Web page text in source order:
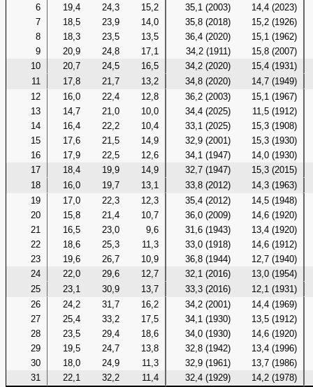
6
19,4 24,3 15,2 35,1 (2003)
14,4 (2023)
7
18,5 23,9 14,0 35,8 (2018)
15,2 (1926)
8
18,3 23,5 13,5 36,4 (2020)
15,1 (1962)
9
20,9 24,8 17,1 34,2 (1911)
15,8 (2007)
10
20,7 24,5 16,5 34,2 (2020)
15,4 (1931)
11
17,8 21,7 13,2 34,8 (2020)
14,7 (1949)
12
16,0 22,4 12,8 36,2 (2003)
15,1 (1967)
13
14,7 21,0 10,0 34,4 (2025)
11,5 (1912)
14
16,4 22,2 10,4 33,1 (2025)
15,3 (1908)
15
17,6 21,5 14,9 32,9 (2001)
15,3 (1930)
16
17,9 22,5 12,6 34,1 (1947)
14,0 (1930)
17
18,4 19,9 14,9 32,7 (1947)
15,3 (2015)
18
16,0 19,7 13,1 33,8 (2012)
14,3 (1963)
19
17,0 22,3 12,3 35,4 (2012)
14,5 (1948)
20
15,8 21,4 10,7 36,0 (2009)
14,6 (1920)
21
16,5 23,0 9,6 31,6 (1943)
13,4 (1920)
22
18,6 25,3 11,3 33,0 (1918)
14,6 (1912)
23
19,6 26,7 10,9 36,8 (1944)
12,7 (1940)
24
22,0 29,6 12,7 32,1 (2016)
13,0 (1954)
25
23,1 30,9 13,7 33,3 (2016)
12,1 (1931)
26
24,2 31,7 16,2 34,2 (2001)
14,4 (1969)
27
25,4 33,2 17,5 34,1 (1930)
13,5 (1912)
28
23,5 29,4 18,6 34,0 (1930)
14,6 (1920)
29
19,5 24,7 13,8 32,8 (1942)
13,4 (1996)
30
18,0 24,9 11,3 32,9 (1961)
13,7 (1986)
31
22,1 32,2 11,4 32,4 (1929)
14,2 (1978)